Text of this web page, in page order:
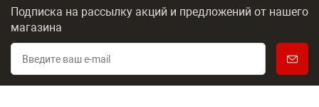
Подписка на рассылку акций и предложений от нашего
магазина